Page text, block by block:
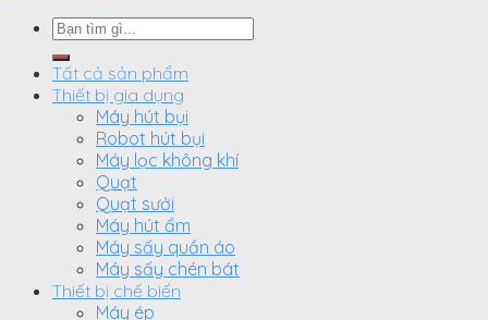
Search
Tất cả sản phẩm
Thiết bị gia dụng
Máy hút bụi
Robot hút bụi
Máy lọc không khí
Quạt
Quạt sưởi
Máy hút ẩm
Máy sấy quần áo
Máy sấy chén bát
Thiết bị chế biến
Máy ép